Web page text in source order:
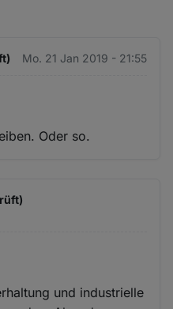
Mo. 21 Jan 2019 - 21:55
Oder so.
und industrielle